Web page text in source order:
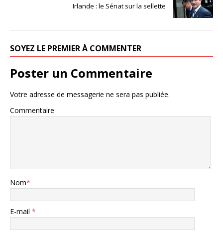
Irlande : le Sénat sur la sellette
SOYEZ LE PREMIER À COMMENTER
Poster un Commentaire
Votre adresse de messagerie ne sera pas publiée.
Commentaire
Nom*
E-mail *